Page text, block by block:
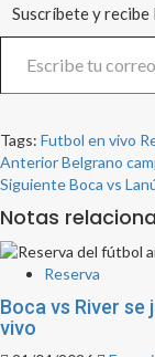
Suscríbete y
Escribe tu correo electrónico…
Tags: Futbol en vivo
Post
AnteriorBelgrano
SiguienteBoca vs
Notas
Reserva
Boca vs River se
vivo